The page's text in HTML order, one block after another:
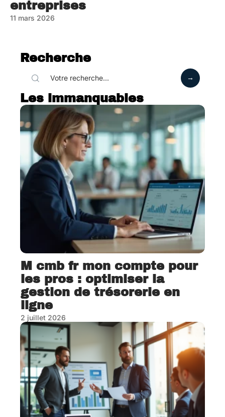
entreprises
11 mars 2026
Recherche
Les immanquables
M cmb fr mon compte pour
les pros : optimiser la
gestion de trésorerie en
ligne
2 juillet 2026